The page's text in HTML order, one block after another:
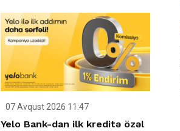
07 Avqust 2026 11:47
Yelo Bank-dan ilk kreditə özəl